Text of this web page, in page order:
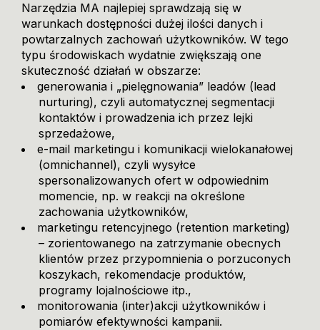
Narzędzia MA najlepiej sprawdzają się w
warunkach dostępności dużej ilości danych i
powtarzalnych zachowań użytkowników. W tego
typu środowiskach wydatnie zwiększają one
skuteczność działań w obszarze:
generowania i „pielęgnowania” leadów (lead
nurturing), czyli automatycznej segmentacji
kontaktów i prowadzenia ich przez lejki
sprzedażowe,
e-mail marketingu i komunikacji wielokanałowej
(omnichannel), czyli wysyłce
spersonalizowanych ofert w odpowiednim
momencie, np. w reakcji na określone
zachowania użytkowników,
marketingu retencyjnego (retention marketing)
– zorientowanego na zatrzymanie obecnych
klientów przez przypomnienia o porzuconych
koszykach, rekomendacje produktów,
programy lojalnościowe itp.,
monitorowania (inter)akcji użytkowników i
pomiarów efektywności kampanii.